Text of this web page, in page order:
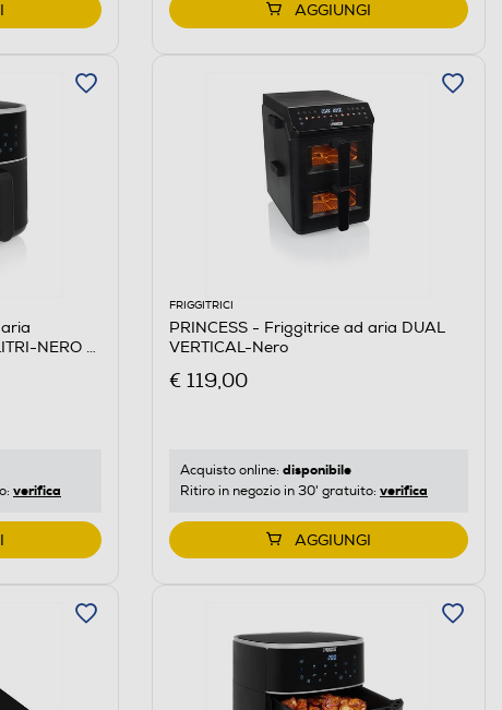
AGGIUNGI
NERO /
verifica
FRIGGITRICI
PRINCESS - Friggitrice ad aria DUAL
VERTICAL-Nero
€ 119,00
Acquisto online: disponibile
Ritiro in negozio in 30' gratuito: verifica
AGGIUNGI